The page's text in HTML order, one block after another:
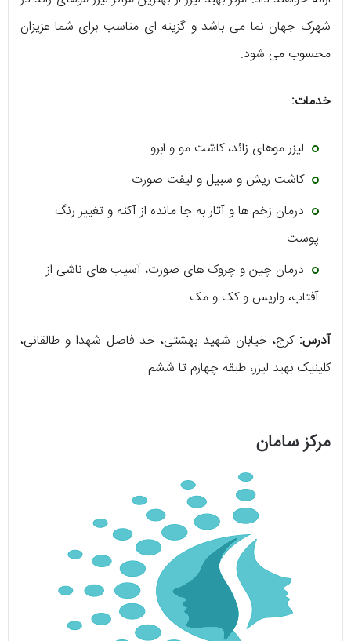
شهرک جهان نما می ‌باشد و گزینه ‌ای مناسب برای شما عزیزان
محسوب می ‌شود.
خدمات:
لیزر موهای زائد، کاشت مو و ابرو
کاشت ریش و سبیل و لیفت صورت
درمان زخم‌ ها و آثار به جا مانده از آکنه و تغییر رنگ
پوست
درمان چین و چروک ‌های صورت، آسیب‌ ‌های ناشی از
آفتاب، واریس و کک و مک
آدرس:کرج، خیابان شهید بهشتی، حد فاصل شهدا و طالقانی،
کلینیک بهبد لیزر، طبقه چهارم تا ششم
مرکز سامان